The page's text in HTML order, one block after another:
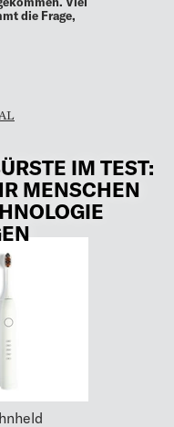
die Frage,
IM TEST:
MENSCHEN